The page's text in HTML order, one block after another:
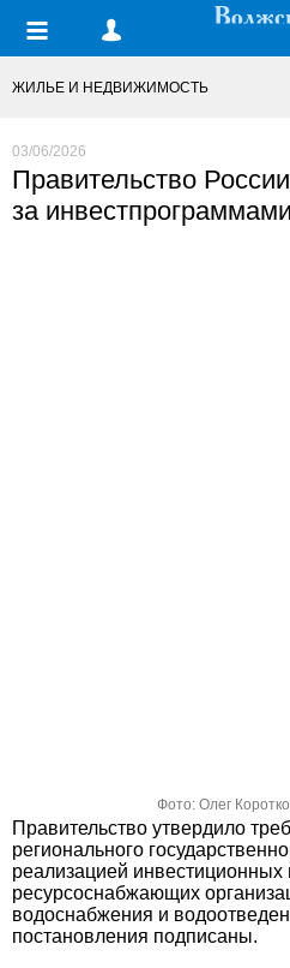
ЖИЛЬЕ И НЕДВИЖИМОСТЬ
03/06/2026
Правительство
за
Фото: Олег
Правительство утвердило
регионального
реализацией инвестиционных
ресурсоснабжающих
водоснабжения и
постановления подписаны.